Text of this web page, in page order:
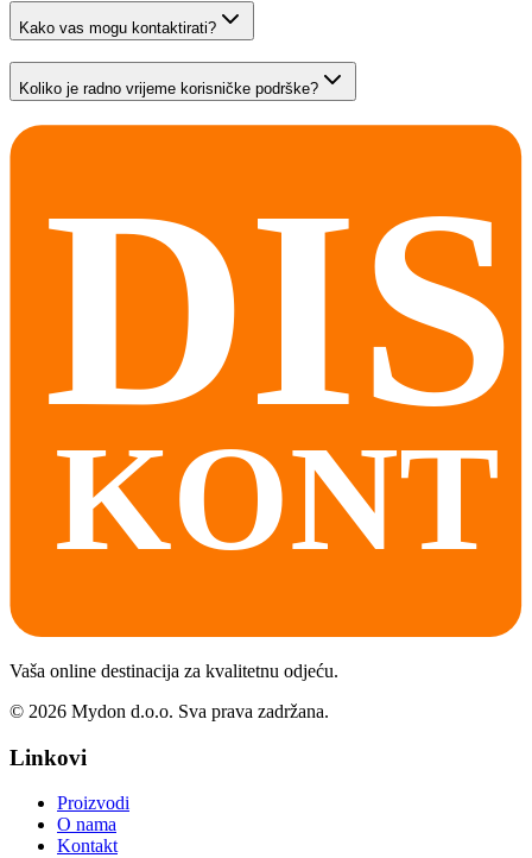
Kako vas mogu kontaktirati?
Koliko je radno vrijeme korisničke podrške?
Vaša online destinacija za kvalitetnu odjeću.
© 2026 Mydon d.o.o. Sva prava zadržana.
Linkovi
Proizvodi
O nama
Kontakt